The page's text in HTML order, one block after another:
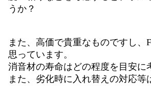
うか？
また、高価で貴重なものですし
思っています。
消音材の寿命はどの程度を目安に
また、劣化時に入れ替えの対応等